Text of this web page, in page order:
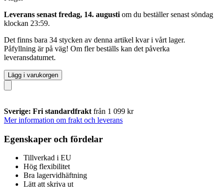
Leverans senast fredag, 14. augusti om du beställer senast söndag
klockan 23:59.
Det finns bara 34 stycken av denna artikel kvar i vårt lager.
Påfyllning är på väg! Om fler beställs kan det påverka
leveransdatumet.
Lägg i varukorgen
Sverige: Fri standardfrakt från 1 099 kr
Mer information om frakt och leverans
Egenskaper och fördelar
Tillverkad i EU
Hög flexibilitet
Bra lagervidhäftning
Lätt att skriva ut